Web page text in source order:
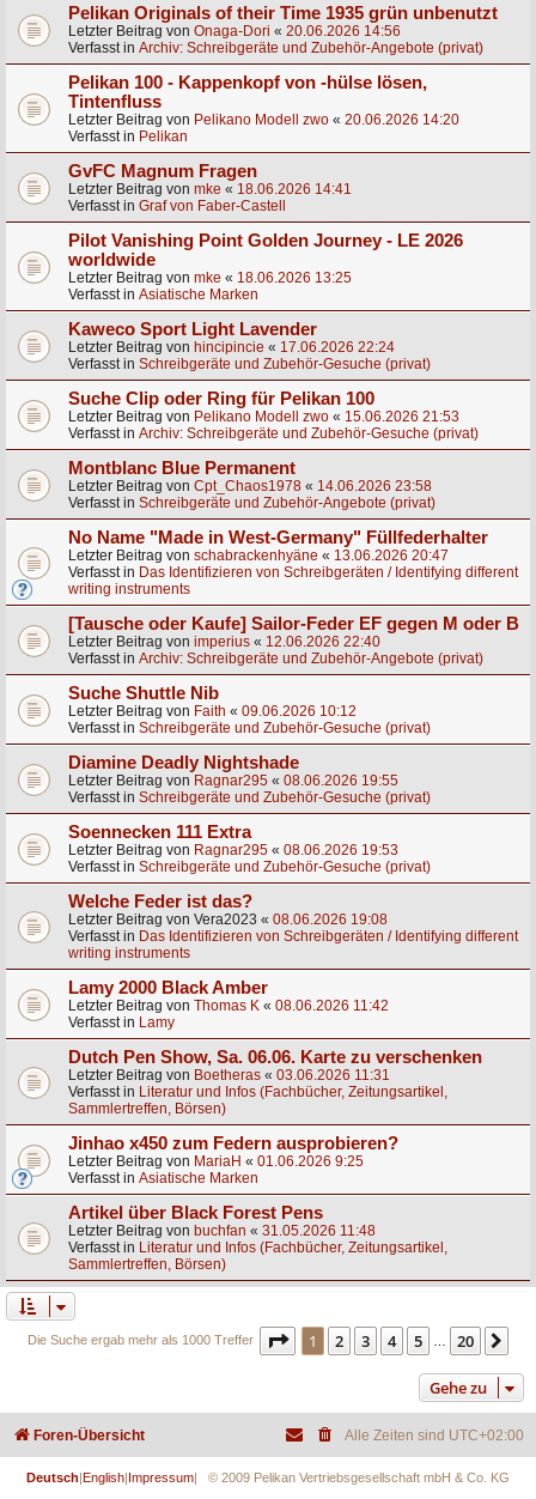
Pelikan Originals of their Time 1935 grün unbenutzt
Letzter Beitrag von Onaga-Dori « 20.06.2026 14:56
Verfasst in Archiv: Schreibgeräte und Zubehör-Angebote (privat)
Pelikan 100 - Kappenkopf von -hülse lösen,
Tintenfluss
Letzter Beitrag von Pelikano Modell zwo « 20.06.2026 14:20
Verfasst in Pelikan
GvFC Magnum Fragen
Letzter Beitrag von mke « 18.06.2026 14:41
Verfasst in Graf von Faber-Castell
Pilot Vanishing Point Golden Journey - LE 2026
worldwide
Letzter Beitrag von mke « 18.06.2026 13:25
Verfasst in Asiatische Marken
Kaweco Sport Light Lavender
Letzter Beitrag von hincipincie « 17.06.2026 22:24
Verfasst in Schreibgeräte und Zubehör-Gesuche (privat)
Suche Clip oder Ring für Pelikan 100
Letzter Beitrag von Pelikano Modell zwo « 15.06.2026 21:53
Verfasst in Archiv: Schreibgeräte und Zubehör-Gesuche (privat)
Montblanc Blue Permanent
Letzter Beitrag von Cpt_Chaos1978 « 14.06.2026 23:58
Verfasst in Schreibgeräte und Zubehör-Angebote (privat)
No Name "Made in West-Germany" Füllfederhalter
Letzter Beitrag von schabrackenhyäne « 13.06.2026 20:47
Verfasst in Das Identifizieren von Schreibgeräten / Identifying different
writing instruments
[Tausche oder Kaufe] Sailor-Feder EF gegen M oder B
Letzter Beitrag von imperius « 12.06.2026 22:40
Verfasst in Archiv: Schreibgeräte und Zubehör-Angebote (privat)
Suche Shuttle Nib
Letzter Beitrag von Faith « 09.06.2026 10:12
Verfasst in Schreibgeräte und Zubehör-Gesuche (privat)
Diamine Deadly Nightshade
Letzter Beitrag von Ragnar295 « 08.06.2026 19:55
Verfasst in Schreibgeräte und Zubehör-Gesuche (privat)
Soennecken 111 Extra
Letzter Beitrag von Ragnar295 « 08.06.2026 19:53
Verfasst in Schreibgeräte und Zubehör-Gesuche (privat)
Welche Feder ist das?
Letzter Beitrag von Vera2023 « 08.06.2026 19:08
Verfasst in Das Identifizieren von Schreibgeräten / Identifying different
writing instruments
Lamy 2000 Black Amber
Letzter Beitrag von Thomas K « 08.06.2026 11:42
Verfasst in Lamy
Dutch Pen Show, Sa. 06.06. Karte zu verschenken
Letzter Beitrag von Boetheras « 03.06.2026 11:31
Verfasst in Literatur und Infos (Fachbücher, Zeitungsartikel,
Sammlertreffen, Börsen)
Jinhao x450 zum Federn ausprobieren?
Letzter Beitrag von MariaH « 01.06.2026 9:25
Verfasst in Asiatische Marken
Artikel über Black Forest Pens
Letzter Beitrag von buchfan « 31.05.2026 11:48
Verfasst in Literatur und Infos (Fachbücher, Zeitungsartikel,
Sammlertreffen, Börsen)
Die Suche ergab mehr als 1000 Treffer Seite 1von 20
1 2 3 4 5 … 20
Gehe zu
Foren-Übersicht Alle Zeiten sind UTC+02:00
Deutsch English Impressum | © 2009 Pelikan Vertriebsgesellschaft mbH & Co. KG